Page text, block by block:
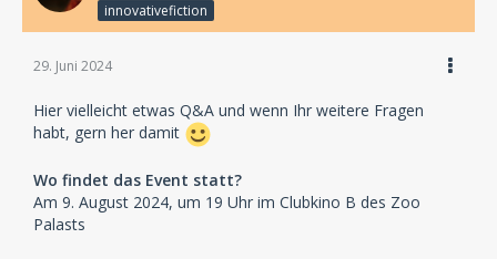
innovativefiction
29. Juni 2024
Hier vielleicht etwas Q&A und wenn Ihr weitere Fragen
habt, gern her damit
Wo findet das Event statt?
Am 9. August 2024, um 19 Uhr im Clubkino B des Zoo
Palasts